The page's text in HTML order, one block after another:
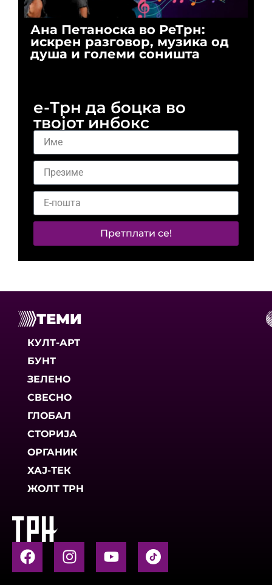
Ана Петаноска во РеТрн:
искрен разговор, музика од
душа и големи соништа
е-Трн да боцка во
твојот инбокс
Претплати се!
ТЕМИ
КУЛТ-АРТ
БУНТ
ЗЕЛЕНО
СВЕСНО
ГЛОБАЛ
СТОРИЈА
ОРГАНИК
ХАЈ-ТЕК
ЖОЛТ ТРН